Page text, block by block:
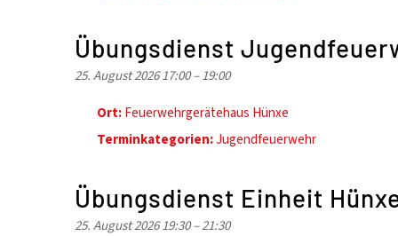
Übungsdienst
25. August 2026 17:00–19:00
Ort: Feuerwehrgerätehaus Hünxe
Terminkategorien:Jugendfeuerwehr
Übungsdienst Einheit
25. August 2026 19:30–21:30